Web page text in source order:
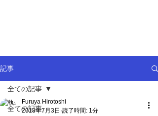
記事
全ての記事
全ての記事
Furuya Hirotoshi
2018年7月3日 読了時間: 1分